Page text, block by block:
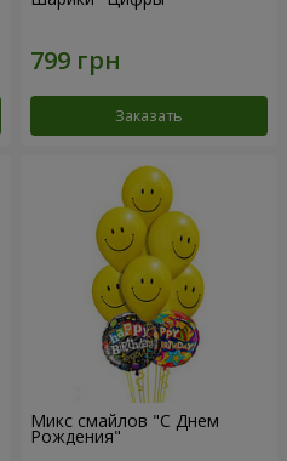
Заказать
Микс смайлов "C Днем
Рождения"